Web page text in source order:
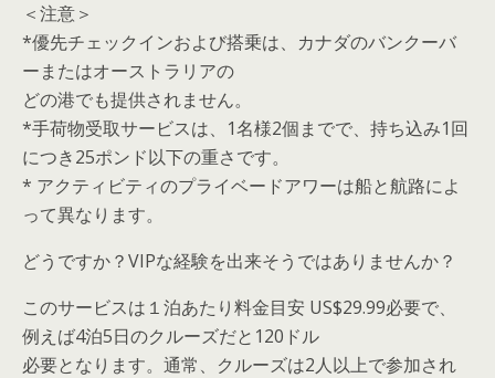
＜注意＞
*優先チェックインおよび搭乗は、カナダのバンクーバ
ーまたはオーストラリアの
どの港でも提供されません。
*手荷物受取サービスは、1名様2個までで、持ち込み1回
につき25ポンド以下の重さです。
* アクティビティのプライベードアワーは船と航路によ
って異なります。
どうですか？VIPな経験を出来そうではありませんか？
このサービスは１泊あたり料金目安 US$29.99必要で、
例えば4泊5日のクルーズだと120ドル
必要となります。通常、クルーズは2人以上で参加され